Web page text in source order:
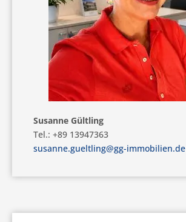
Susanne Gültling
Tel.: +89 13947363
susanne.gueltling@gg-immobilien.de